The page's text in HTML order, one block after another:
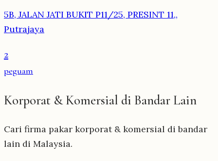
5B, JALAN JATI BUKIT P11/25, PRESINT 11,,
Putrajaya
2
peguam
Korporat & Komersial di Bandar Lain
Cari firma pakar korporat & komersial di bandar
lain di Malaysia.